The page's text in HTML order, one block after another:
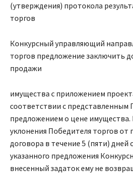
(утверждения) протокола
торгов
Конкурсный управляющий
торгов предложение заключить
продажи
имущества с приложением
соответствии с представленным
предложением о цене имущества.
уклонения Победителя торгов от
договора в течение 5 (пяти) дней
указанного предложения
внесенный задаток ему не